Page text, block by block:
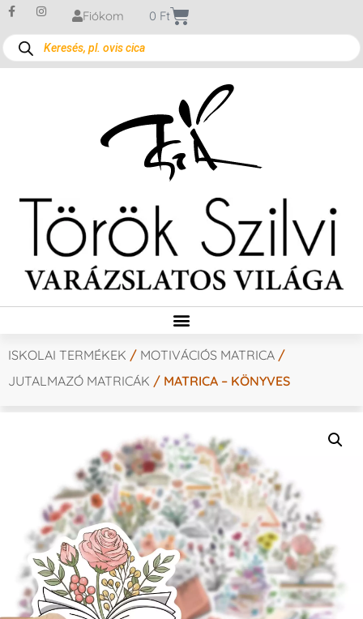
Fiókom 0 Ft
ISKOLAI TERMÉKEK / MOTIVÁCIÓS MATRICA /
JUTALMAZÓ MATRICÁK / MATRICA – KÖNYVES